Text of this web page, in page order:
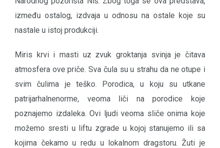
između ostalog, izdvaja u odnosu na ostale koje su
nastale u istoj produkciji.
Miris krvi i masti uz zvuk groktanja svinja je čitava
atmosfera ove priče. Sva čula su u strahu da ne otupe i
svim čulima je teško. Porodica, u koju su utkane
patrijarhalnenorme, veoma liči na porodice koje
poznajemo izdaleka. Ovi ljudi veoma sliče onima koje
možemo sresti u liftu zgrade u kojoj stanujemo ili sa
kojima čekamo u redu u lokalnom dragstoru. Žuti je